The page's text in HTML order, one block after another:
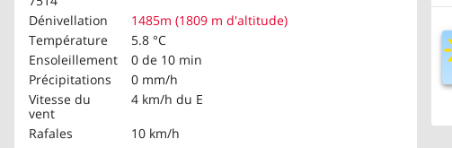
Dénivellation
1485m (1809 m d'altitude)
Température
5.8 °C
Ensoleillement
0 de 10 min
Précipitations
0 mm/h
Vitesse du
vent
4 km/h du E
Rafales
10 km/h